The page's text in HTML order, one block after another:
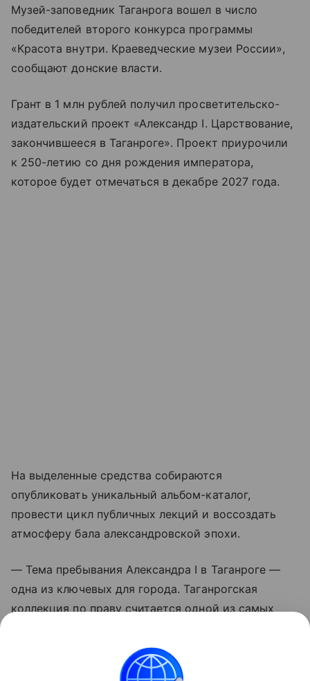
Музей-заповедник Таганрога вошел в число
победителей второго конкурса программы
«Красота внутри. Краеведческие музеи России»,
сообщают донские власти.
Грант в 1 млн рублей получил просветительско-
издательский проект «Александр I. Царствование,
закончившееся в Таганроге». Проект приурочили
к 250-летию со дня рождения императора,
которое будет отмечаться в декабре 2027 года.
На выделенные средства собираются
опубликовать уникальный альбом-каталог,
провести цикл публичных лекций и воссоздать
атмосферу бала александровской эпохи.
— Тема пребывания Александра I в Таганроге —
одна из ключевых для города. Таганрогская
коллекция по праву считается одной из самых
министр культуры Ростовской области Анна